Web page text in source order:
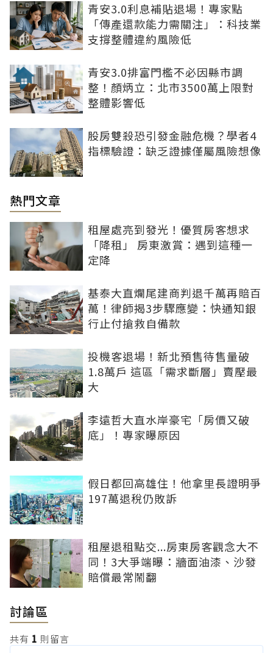
青安3.0利息補貼退場！專家點
「傳產還款能力需關注」：科技業
支撐整體違約風險低
青安3.0排富門檻不必因縣市調
整！顏炳立：北市3500萬上限對
整體影響低
股房雙殺恐引發金融危機？學者4
指標驗證：缺乏證據僅屬風險想像
熱門文章
租屋處亮到發光！優質房客想求
「降租」 房東激賞：遇到這種一
定降
基泰大直爛尾建商判退千萬再賠百
萬！律師揭3步驟應變：快通知銀
行止付搶救自備款
投機客退場！新北預售待售量破
1.8萬戶 這區「需求斷層」賣壓最
大
李遠哲大直水岸豪宅「房價又破
底」！專家曝原因
假日都回高雄住！他拿里長證明爭
197萬退稅仍敗訴
租屋退租點交...房東房客觀念大不
同！3大爭端曝：牆面油漆、沙發
賠償最常鬧翻
討論區
共有 1 則留言